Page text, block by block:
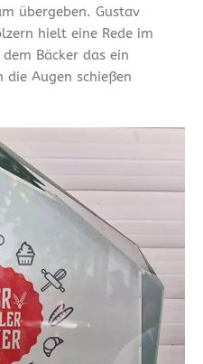
übergeben. Gustav
hielt eine Rede im
Bäcker das ein
die Augen schießen